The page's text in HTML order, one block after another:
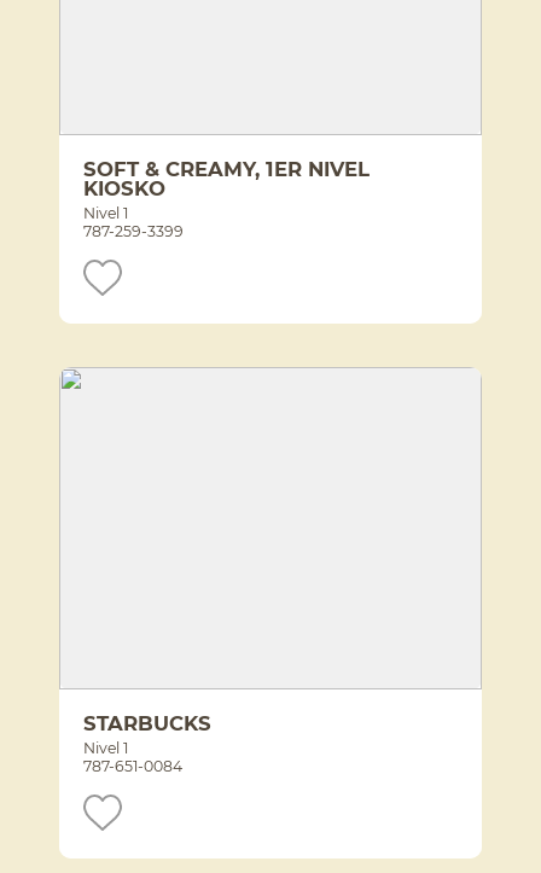
SOFT & CREAMY, 1ER NIVEL
KIOSKO
Nivel 1
787-259-3399
STARBUCKS
Nivel 1
787-651-0084